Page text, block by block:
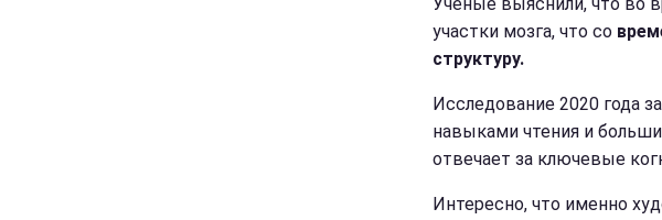
участки мозга, что со
структуру.
Исследование 2020 года
навыками чтения и
отвечает за ключевые
Интересно, что именно